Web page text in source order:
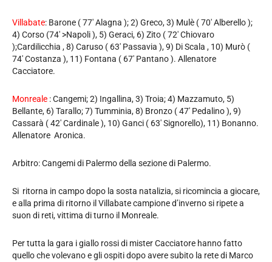
Villabate: Barone ( 77′ Alagna ); 2) Greco, 3) Mulè ( 70′ Alberello );
4) Corso (74′ >Napoli ), 5) Geraci, 6) Zito ( 72′ Chiovaro
);Cardilicchia , 8) Caruso ( 63′ Passavia ), 9) Di Scala , 10) Murò (
74′ Costanza ), 11) Fontana ( 67′ Pantano ). Allenatore
Cacciatore.
Monreale : Cangemi; 2) Ingallina, 3) Troia; 4) Mazzamuto, 5)
Bellante, 6) Tarallo; 7) Tumminia, 8) Bronzo ( 47′ Pedalino ), 9)
Cassarà ( 42′ Cardinale ), 10) Ganci ( 63′ Signorello), 11) Bonanno.
Allenatore Aronica.
Arbitro: Cangemi di Palermo della sezione di Palermo.
Si ritorna in campo dopo la sosta natalizia, si ricomincia a giocare,
e alla prima di ritorno il Villabate campione d’inverno si ripete a
suon di reti, vittima di turno il Monreale.
Per tutta la gara i giallo rossi di mister Cacciatore hanno fatto
quello che volevano e gli ospiti dopo avere subito la rete di Marco